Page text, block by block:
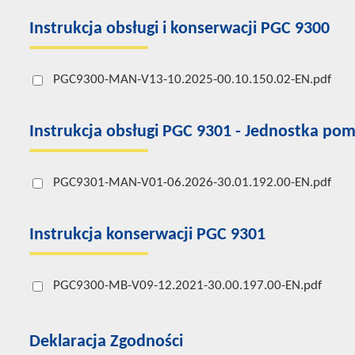
Instrukcja obsługi i konserwacji PGC 9300
PGC9300-MAN-V13-10.2025-00.10.150.02-EN.pdf
Instrukcja obsługi PGC 9301 - Jednostka
PGC9301-MAN-V01-06.2026-30.01.192.00-EN.pdf
Instrukcja konserwacji PGC 9301
PGC9300-MB-V09-12.2021-30.00.197.00-EN.pdf
Deklaracja Zgodności